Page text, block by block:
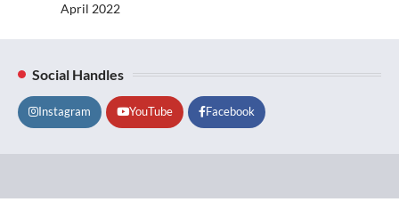
April 2022
Social Handles
Instagram YouTube Facebook